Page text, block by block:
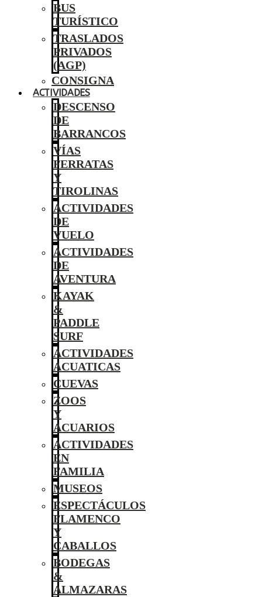
BUS
TURÍSTICO
TRASLADOS
PRIVADOS
(AGP)
CONSIGNA
ACTIVIDADES
DESCENSO
DE
BARRANCOS
VÍAS
FERRATAS
Y
TIROLINAS
ACTIVIDADES
DE
VUELO
ACTIVIDADES
DE
AVENTURA
KAYAK
&
PADDLE
SURF
ACTIVIDADES
ACUATICAS
CUEVAS
ZOOS
Y
ACUARIOS
ACTIVIDADES
EN
FAMILIA
MUSEOS
ESPECTÁCULOS
FLAMENCO
Y
CABALLOS
BODEGAS
&
ALMAZARAS